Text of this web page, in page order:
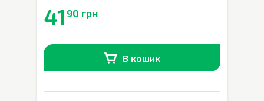
41 90 грн
В кошик